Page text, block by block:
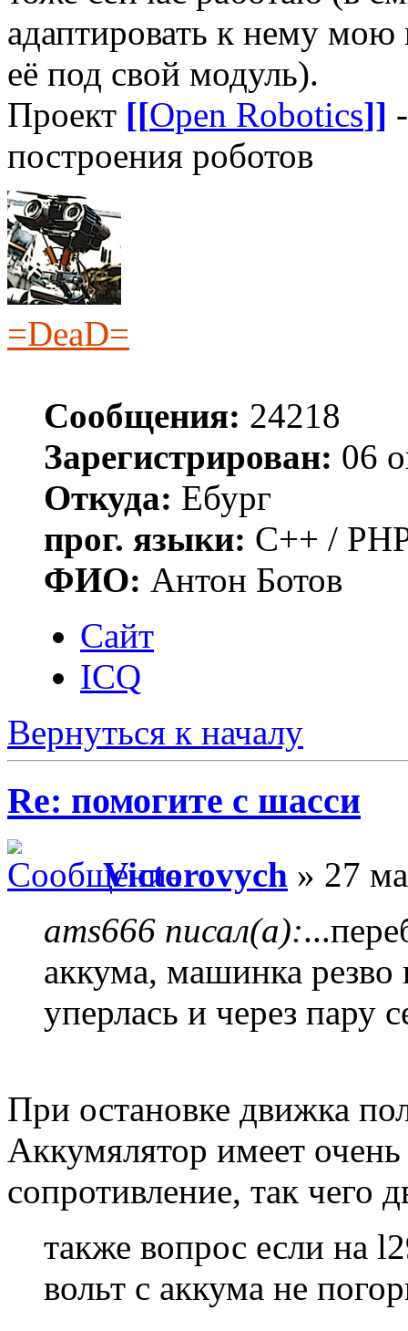
адаптировать к нему мою
её под свой модуль).
Проект [[Open Robotics]]
построения роботов
=DeaD=
Сообщения: 24218
Зарегистрирован: 06
Откуда: Ебург
прог. языки: C++ /
ФИО: Антон Ботов
Сайт
ICQ
Вернуться к началу
Re: помогите с шасси
Victorovych » 27
ams666 писал(а):
аккума, машинка
уперлась и через пару
При остановке движка
Аккумялятор имеет
сопротивление, так чего
также вопрос если на
вольт с аккума не